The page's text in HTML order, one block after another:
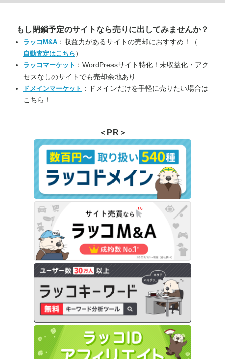
もし閉鎖予定のサイトなら売りに出してみませんか？
ラッコM&A ：収益力があるサイトの売却におすすめ！（
自動査定はこちら ）
ラッコマーケット ：WordPressサイト特化！未収益化・アク
セスなしのサイトでも売却余地あり
ドメインマーケット ：ドメインだけを手軽に売りたい場合は
こちら！
＜PR＞